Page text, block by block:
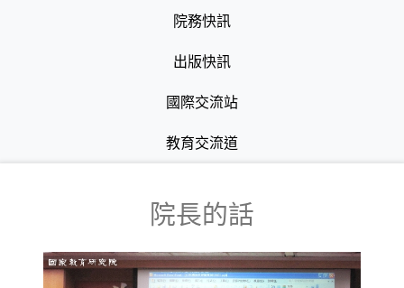
院務快訊
出版快訊
國際交流站
教育交流道
院長的話